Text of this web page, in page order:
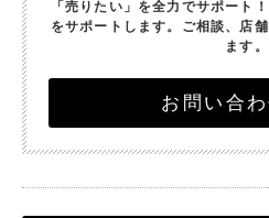
「売りたい」を全力でサポート！
をサポートします。 ご相談、店
ます。
お問い合